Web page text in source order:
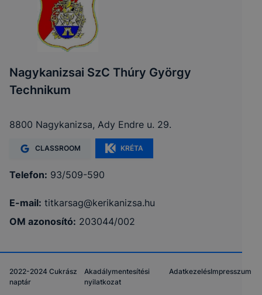
Nagykanizsai SzC Thúry György
Technikum
8800 Nagykanizsa, Ady Endre u. 29.
CLASSROOM KRÉTA
Telefon: 93/509-590
E-mail: titkarsag@kerikanizsa.hu
OM azonosító: 203044/002
2022-2024 Cukrász
naptár
Akadálymentesítési
nyilatkozat
AdatkezelésImpresszum